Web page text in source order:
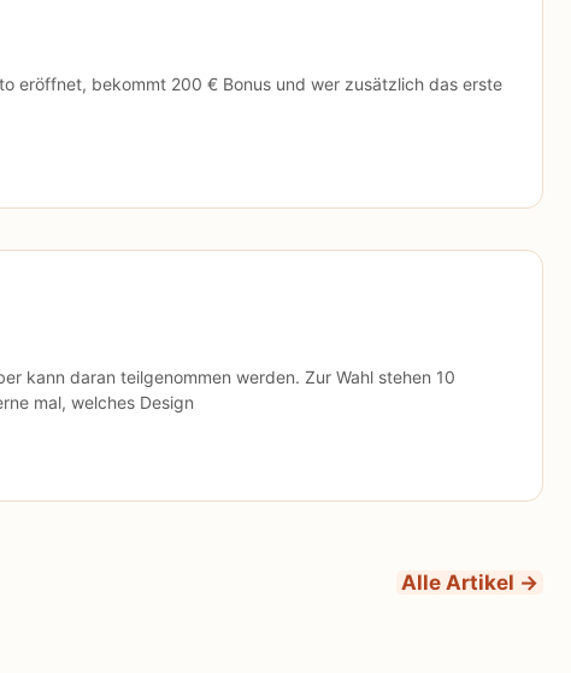
eröffnet, bekommt 200 € Bonus und wer zusätzlich das erste
kann daran teilgenommen werden. Zur Wahl stehen 10
mal, welches Design
Alle Artikel →